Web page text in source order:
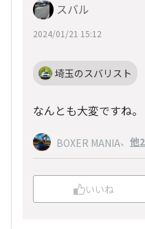
スバル
2024/01/21 15:12
埼玉のスバリスト
なんとも大変ですね。
BOXER MANIA、 他
いいね